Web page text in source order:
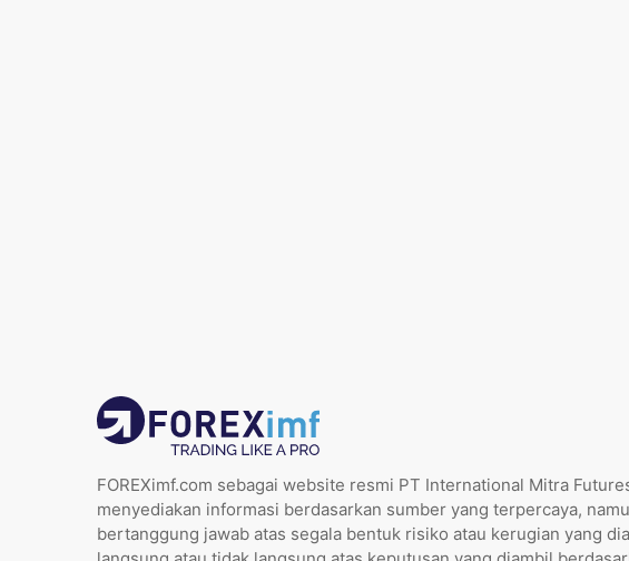
FOREXimf.com sebagai website resmi PT International Mitra
menyediakan informasi berdasarkan sumber yang terpercaya,
bertanggung jawab atas segala bentuk risiko atau kerugian yang